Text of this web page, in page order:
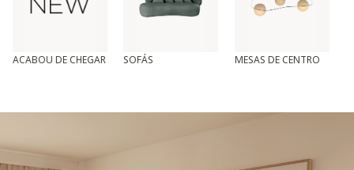
ACABOU DE CHEGAR SOFÁS MESAS DE CENTRO